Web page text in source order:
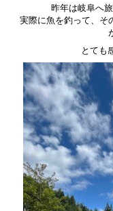
昨年は岐阜へ
実際に魚を釣って、そ
とても